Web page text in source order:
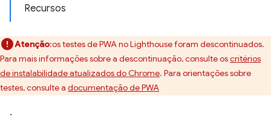
Recursos
Atenção:os testes de PWA no Lighthouse foram descontinuados.
Para mais informações sobre a descontinuação, consulte oscritérios
de instalabilidade atualizados do Chrome. Para orientações sobre
testes, consulte a documentação de PWA
.